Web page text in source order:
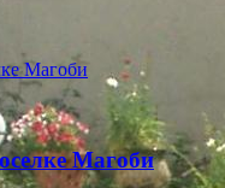
Магоби